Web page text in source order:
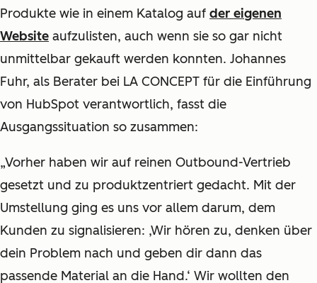
Produkte wie in einem Katalog auf der eigenen
Website aufzulisten, auch wenn sie so gar nicht
unmittelbar gekauft werden konnten. Johannes
Fuhr, als Berater bei LA CONCEPT für die Einführung
von HubSpot verantwortlich, fasst die
Ausgangssituation so zusammen:
„Vorher haben wir auf reinen Outbound-Vertrieb
gesetzt und zu produktzentriert gedacht. Mit der
Umstellung ging es uns vor allem darum, dem
Kunden zu signalisieren: ‚Wir hören zu, denken über
dein Problem nach und geben dir dann das
passende Material an die Hand.‘ Wir wollten den